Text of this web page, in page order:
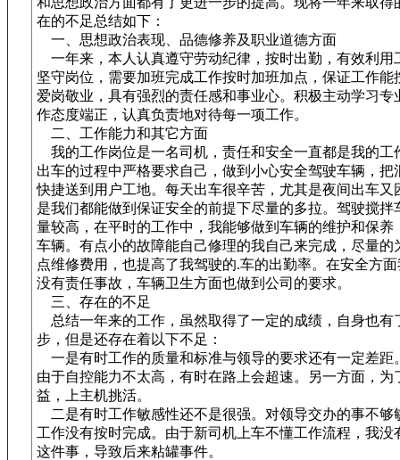
在的不足总结如下：
一、思想政治表现、品德修养及职业道德方面
一年来，本人认真遵守劳动纪律，按时出勤，有效利用
坚守岗位，需要加班完成工作按时加班加点，保证工作能
爱岗敬业，具有强烈的责任感和事业心。积极主动学习专
作态度端正，认真负责地对待每一项工作。
二、工作能力和其它方面
我的工作岗位是一名司机，责任和安全一直都是我的工
出车的过程中严格要求自己，做到小心安全驾驶车辆，把
快捷送到用户工地。每天出车很辛苦，尤其是夜间出车又
是我们都能做到保证安全的前提下尽量的多拉。驾驶搅拌
量较高，在平时的工作中，我能够做到车辆的维护和保养
车辆。有点小的故障能自己修理的我自己来完成，尽量的
点维修费用，也提高了我驾驶的.车的出勤率。在安全方
没有责任事故，车辆卫生方面也做到公司的要求。
三、存在的不足
总结一年来的工作，虽然取得了一定的成绩，自身也有
步，但是还存在着以下不足：
一是有时工作的质量和标准与领导的要求还有一定差距
由于自控能力不太高，有时在路上会超速。另一方面，为
益，上主机挑活。
二是有时工作敏感性还不是很强。对领导交办的事不够
工作没有按时完成。由于新司机上车不懂工作流程，我没
这件事，导致后来粘罐事件。